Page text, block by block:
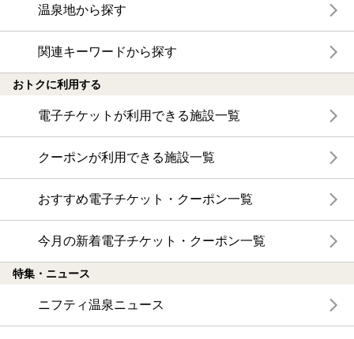
温泉地から探す
関連キーワードから探す
おトクに利用する
電子チケットが利用できる施設一覧
クーポンが利用できる施設一覧
おすすめ電子チケット・クーポン一覧
今月の新着電子チケット・クーポン一覧
特集・ニュース
ニフティ温泉ニュース